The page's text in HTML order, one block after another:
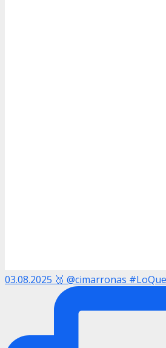
03.08.2025 🥉 @cimarronas